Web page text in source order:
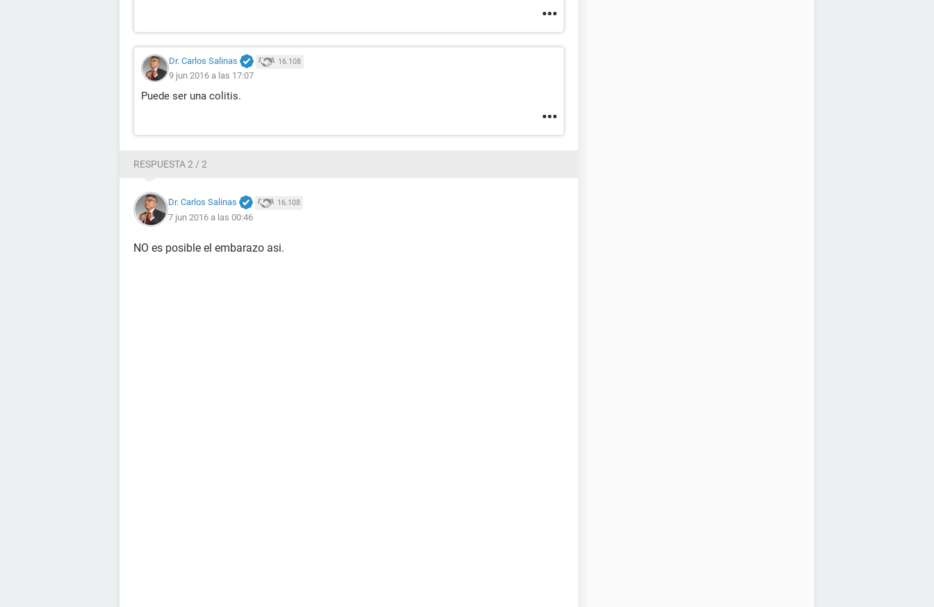
Dr. Carlos Salinas 16.108
9 jun 2016 a las 17:07
Puede ser una colitis.
RESPUESTA 2 / 2
Dr. Carlos Salinas 16.108
7 jun 2016 a las 00:46
NO es posible el embarazo asi.